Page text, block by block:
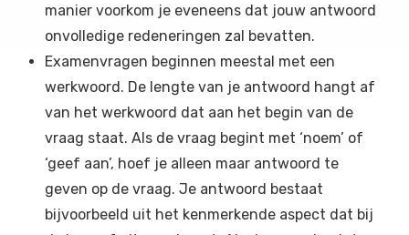
manier voorkom je eveneens dat jouw antwoord
onvolledige redeneringen zal bevatten.
Examenvragen beginnen meestal met een
werkwoord. De lengte van je antwoord hangt af
van het werkwoord dat aan het begin van de
vraag staat. Als de vraag begint met ‘noem’ of
‘geef aan’, hoef je alleen maar antwoord te
geven op de vraag. Je antwoord bestaat
bijvoorbeeld uit het kenmerkende aspect dat bij